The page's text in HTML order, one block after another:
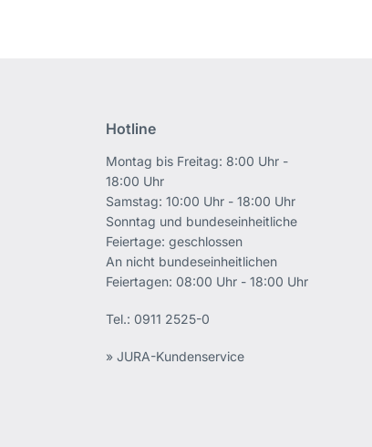
Hotline
Montag bis Freitag: 8:00 Uhr -
18:00 Uhr
Samstag: 10:00 Uhr - 18:00 Uhr
Sonntag und bundeseinheitliche
Feiertage: geschlossen
An nicht bundeseinheitlichen
Feiertagen: 08:00 Uhr - 18:00 Uhr
Tel.: 0911 2525-0
» JURA-Kundenservice